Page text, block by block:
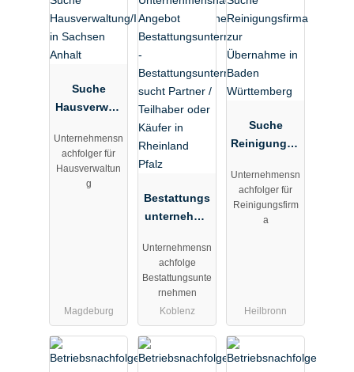
Suche
Hausverwalt
ienunterneh
men in
Sachsen
Unternehmensn
achfolger für
Hausverwaltun
g
Magdeburg
Bestattungs
unternehme
Partner /
Teilhaber
oder Käufer
in Rheinland
Pfalz
Unternehmensn
achfolge
Bestattungsunte
rnehmen
Koblenz
Suche
Reinigungsfi
Übernahme
in Baden
Württemberg
Unternehmensn
achfolger für
Reinigungsfirm
a
Heilbronn